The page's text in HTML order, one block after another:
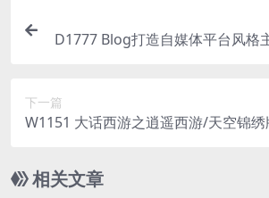
D1777 Blog打造自媒体平台风格
下一篇
W1151 大话西游之逍遥西游/天空锦绣
_安卓苹果IOS双端
相关文章